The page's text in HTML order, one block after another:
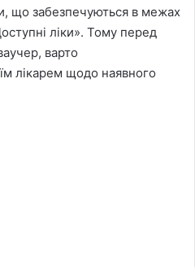
що забезпечуються в межах
ліки». Тому перед
варто
лікарем щодо наявного